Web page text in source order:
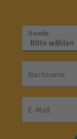
Anrede
Nachname
E-Mail